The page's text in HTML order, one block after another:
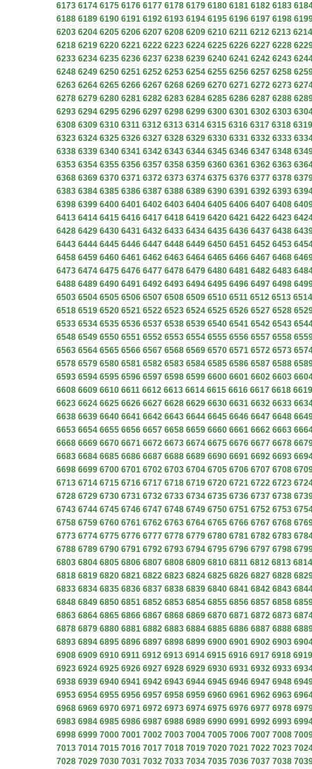
6173 6174 6175 6176 6177 6178 6179 6180 6181 6182 6183
6188 6189 6190 6191 6192 6193 6194 6195 6196 6197 6198
6203 6204 6205 6206 6207 6208 6209 6210 6211 6212 6213 6214
6218 6219 6220 6221 6222 6223 6224 6225 6226 6227 6228
6233 6234 6235 6236 6237 6238 6239 6240 6241 6242 6243
6248 6249 6250 6251 6252 6253 6254 6255 6256 6257 6258
6263 6264 6265 6266 6267 6268 6269 6270 6271 6272 6273
6278 6279 6280 6281 6282 6283 6284 6285 6286 6287 6288
6293 6294 6295 6296 6297 6298 6299 6300 6301 6302 6303
6308 6309 6310 6311 6312 6313 6314 6315 6316 6317 6318 6319
6323 6324 6325 6326 6327 6328 6329 6330 6331 6332 6333
6338 6339 6340 6341 6342 6343 6344 6345 6346 6347 6348
6353 6354 6355 6356 6357 6358 6359 6360 6361 6362 6363
6368 6369 6370 6371 6372 6373 6374 6375 6376 6377 6378
6383 6384 6385 6386 6387 6388 6389 6390 6391 6392 6393
6398 6399 6400 6401 6402 6403 6404 6405 6406 6407 6408
6413 6414 6415 6416 6417 6418 6419 6420 6421 6422 6423
6428 6429 6430 6431 6432 6433 6434 6435 6436 6437 6438
6443 6444 6445 6446 6447 6448 6449 6450 6451 6452 6453
6458 6459 6460 6461 6462 6463 6464 6465 6466 6467 6468
6473 6474 6475 6476 6477 6478 6479 6480 6481 6482 6483
6488 6489 6490 6491 6492 6493 6494 6495 6496 6497 6498
6503 6504 6505 6506 6507 6508 6509 6510 6511 6512 6513 6514
6518 6519 6520 6521 6522 6523 6524 6525 6526 6527 6528
6533 6534 6535 6536 6537 6538 6539 6540 6541 6542 6543
6548 6549 6550 6551 6552 6553 6554 6555 6556 6557 6558
6563 6564 6565 6566 6567 6568 6569 6570 6571 6572 6573
6578 6579 6580 6581 6582 6583 6584 6585 6586 6587 6588
6593 6594 6595 6596 6597 6598 6599 6600 6601 6602 6603
6608 6609 6610 6611 6612 6613 6614 6615 6616 6617 6618 6619
6623 6624 6625 6626 6627 6628 6629 6630 6631 6632 6633
6638 6639 6640 6641 6642 6643 6644 6645 6646 6647 6648
6653 6654 6655 6656 6657 6658 6659 6660 6661 6662 6663
6668 6669 6670 6671 6672 6673 6674 6675 6676 6677 6678
6683 6684 6685 6686 6687 6688 6689 6690 6691 6692 6693
6698 6699 6700 6701 6702 6703 6704 6705 6706 6707 6708
6713 6714 6715 6716 6717 6718 6719 6720 6721 6722 6723
6728 6729 6730 6731 6732 6733 6734 6735 6736 6737 6738
6743 6744 6745 6746 6747 6748 6749 6750 6751 6752 6753
6758 6759 6760 6761 6762 6763 6764 6765 6766 6767 6768
6773 6774 6775 6776 6777 6778 6779 6780 6781 6782 6783
6788 6789 6790 6791 6792 6793 6794 6795 6796 6797 6798
6803 6804 6805 6806 6807 6808 6809 6810 6811 6812 6813 6814
6818 6819 6820 6821 6822 6823 6824 6825 6826 6827 6828
6833 6834 6835 6836 6837 6838 6839 6840 6841 6842 6843
6848 6849 6850 6851 6852 6853 6854 6855 6856 6857 6858
6863 6864 6865 6866 6867 6868 6869 6870 6871 6872 6873
6878 6879 6880 6881 6882 6883 6884 6885 6886 6887 6888
6893 6894 6895 6896 6897 6898 6899 6900 6901 6902 6903
6908 6909 6910 6911 6912 6913 6914 6915 6916 6917 6918 6919
6923 6924 6925 6926 6927 6928 6929 6930 6931 6932 6933
6938 6939 6940 6941 6942 6943 6944 6945 6946 6947 6948
6953 6954 6955 6956 6957 6958 6959 6960 6961 6962 6963
6968 6969 6970 6971 6972 6973 6974 6975 6976 6977 6978
6983 6984 6985 6986 6987 6988 6989 6990 6991 6992 6993
6998 6999 7000 7001 7002 7003 7004 7005 7006 7007 7008
7013 7014 7015 7016 7017 7018 7019 7020 7021 7022 7023
7028 7029 7030 7031 7032 7033 7034 7035 7036 7037 7038